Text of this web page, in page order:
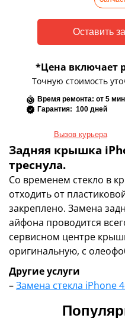
*Цена включает
Точную стоимость
Время ремонта: от 5
Гарантия: 100 дней
Вызов курьера
Задняя крышка
треснула.
Со временем стекло в
отходить от
закреплено. Замена
айфона проводится
сервисном центре
оригинальную, с
Другие услуги
–Замена стекла iPhone